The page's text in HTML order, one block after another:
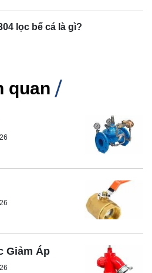
lọc bể cá là gì?
quan
Giảm Áp